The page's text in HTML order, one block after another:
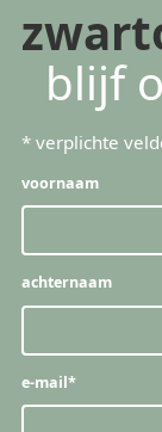
blijf
* verplichte
voornaam
achternaam
e-mail*